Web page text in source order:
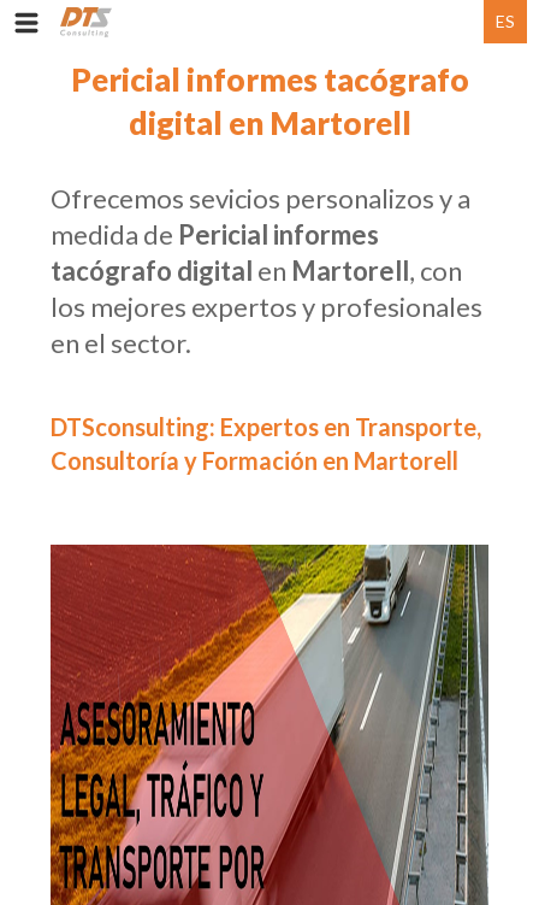
ES
Pericial informes tacógrafo
digital en Martorell
Ofrecemos sevicios personalizos y a
medida de Pericial informes
tacógrafo digital en Martorell, con
los mejores expertos y profesionales
en el sector.
DTSconsulting: Expertos en Transporte,
Consultoría y Formación en Martorell